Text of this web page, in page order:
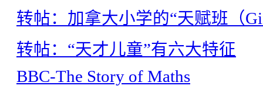
转帖：加拿大小学的“天赋班（
转帖：“天才儿童”有六大特征
BBC-The Story of Maths